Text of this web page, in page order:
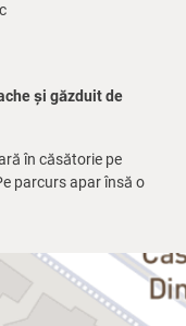
și găzduit de
în căsătorie pe
parcurs apar însă o
De parcă n-ar fi
finalul exploziv...
de râs și vă va